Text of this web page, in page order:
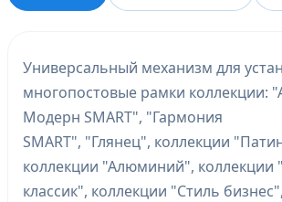
Универсальный механизм для
многопостовые рамки коллекции:
Модерн SMART", "Гармония
SMART", "Глянец", коллекции
коллекции "Алюминий", коллекции
классик", коллекции "Стиль